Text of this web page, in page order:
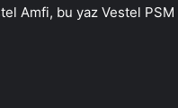
Amfi, bu yaz Vestel PSM